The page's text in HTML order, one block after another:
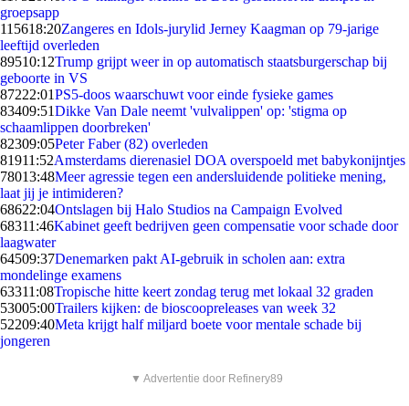
groepsapp
115618:20Zangeres en Idols-jurylid Jerney Kaagman op 79-jarige
leeftijd overleden
89510:12Trump grijpt weer in op automatisch staatsburgerschap bij
geboorte in VS
87222:01PS5-doos waarschuwt voor einde fysieke games
83409:51Dikke Van Dale neemt 'vulvalippen' op: 'stigma op
schaamlippen doorbreken'
82309:05Peter Faber (82) overleden
81911:52Amsterdams dierenasiel DOA overspoeld met babykonijntjes
78013:48Meer agressie tegen een andersluidende politieke mening,
laat jij je intimideren?
68622:04Ontslagen bij Halo Studios na Campaign Evolved
68311:46Kabinet geeft bedrijven geen compensatie voor schade door
laagwater
64509:37Denemarken pakt AI-gebruik in scholen aan: extra
mondelinge examens
63311:08Tropische hitte keert zondag terug met lokaal 32 graden
53005:00Trailers kijken: de bioscoopreleases van week 32
52209:40Meta krijgt half miljard boete voor mentale schade bij
jongeren
▼ Advertentie door Refinery89